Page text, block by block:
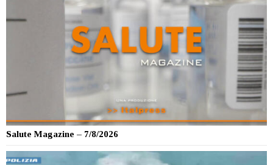
Salute Magazine – 7/8/2026